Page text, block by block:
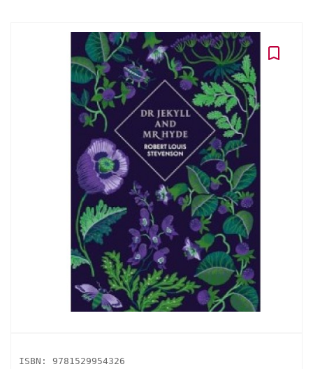
ISBN: 9781529954326